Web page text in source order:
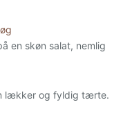
en skøn salat, nemlig
lækker og fyldig tærte.